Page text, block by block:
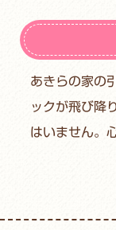
あきらの家の
ックが飛び降
はいません。